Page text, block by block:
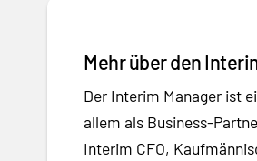
Mehr über den
Der Interim Manager ist
allem als Business-
Interim CFO,